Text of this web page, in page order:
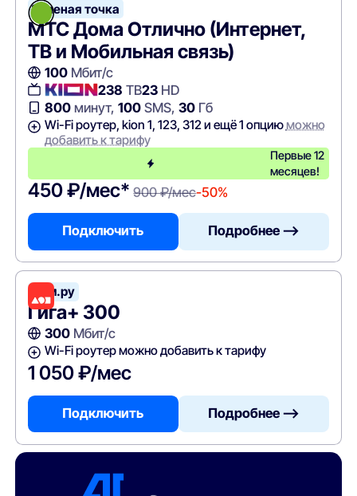
Зеленая точка
МТС Дома Отлично (Интернет,
ТВ и Мобильная связь)
100Мбит/с
238 ТВ23HD
800минут, 100SMS, 30Гб
Wi-Fi роутер, kion 1, 123, 312 и ещё 1 опциюможно
добавить к тарифу
Первые 12
месяцев!
450 ₽/мес* 900 ₽/мес-50%
Подключить Подробнее —>
Дом.ру
Гига+ 300
300Мбит/с
Wi-Fi роутер можно добавить к тарифу
1 050 ₽/мес
Подключить Подробнее —>